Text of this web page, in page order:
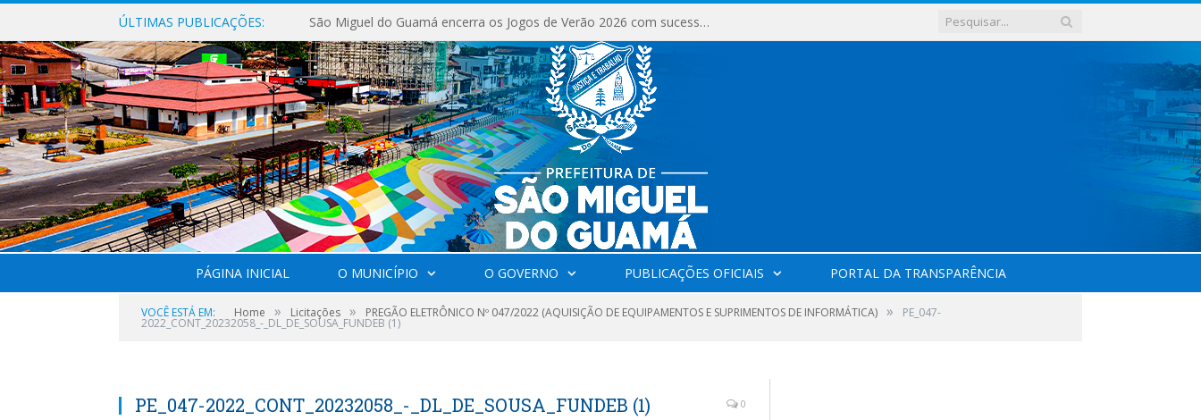
ÚLTIMAS PUBLICAÇÕES: São Miguel do Guamá encerra os Jogos de Verão 2026 com sucesso de público e competições.
PÁGINA INICIAL O MUNICÍPIO O GOVERNO PUBLICAÇÕES OFICIAIS PORTAL DA TRANSPARÊNCIA
VOCÊ ESTÁ EM: Home » Licitações » PREGÃO ELETRÔNICO Nº 047/2022 (AQUISIÇÃO DE EQUIPAMENTOS E SUPRIMENTOS DE INFORMÁTICA) » PE_047-
2022_CONT_20232058_-_DL_DE_SOUSA_FUNDEB (1)
PE_047-2022_CONT_20232058_-_DL_DE_SOUSA_FUNDEB (1) 0